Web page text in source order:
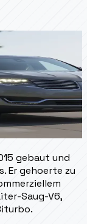
gebaut und
Er gehoerte zu
Saug-V6,